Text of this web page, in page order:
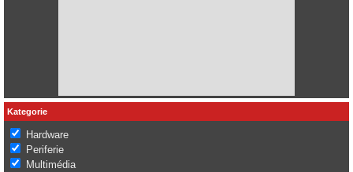
Kategorie
Hardware
Periferie
Multimédia